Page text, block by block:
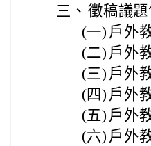
三、 徵稿議題
(一) 戶外
(二) 戶外
(三) 戶外
(四) 戶外
(五) 戶外
(六) 戶外